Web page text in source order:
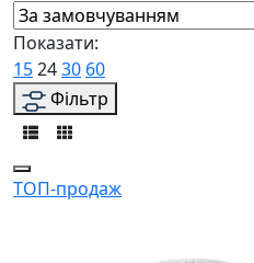
Показати:
152430 60
Фільтр
ТОП-продаж